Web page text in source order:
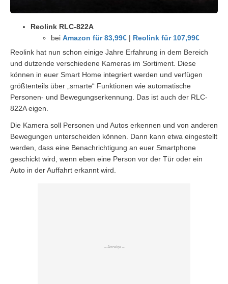
Reolink RLC-822A
bei Amazon für 83,99€ | Reolink für 107,99€
Reolink hat nun schon einige Jahre Erfahrung in dem Bereich
und dutzende verschiedene Kameras im Sortiment. Diese
können in euer Smart Home integriert werden und verfügen
größtenteils über „smarte“ Funktionen wie automatische
Personen- und Bewegungserkennung. Das ist auch der RLC-
822A eigen.
Die Kamera soll Personen und Autos erkennen und von anderen
Bewegungen unterscheiden können. Dann kann etwa eingestellt
werden, dass eine Benachrichtigung an euer Smartphone
geschickt wird, wenn eben eine Person vor der Tür oder ein
Auto in der Auffahrt erkannt wird.